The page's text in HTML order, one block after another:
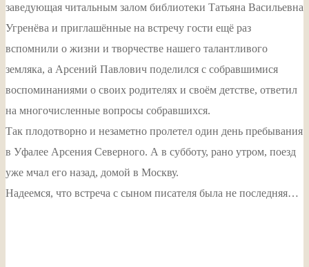
заведующая читальным залом библиотеки Татьяна Васильевна
Угренёва и приглашённые на встречу гости ещё раз
вспомнили о жизни и творчестве нашего талантливого
земляка, а Арсений Павлович поделился с собравшимися
воспоминаниями о своих родителях и своём детстве, ответил
на многочисленные вопросы собравшихся.
Так плодотворно и незаметно пролетел один день пребывания
в Уфалее Арсения Северного. А в субботу, рано утром, поезд
уже мчал его назад, домой в Москву.
Надеемся, что встреча с сыном писателя была не последняя…